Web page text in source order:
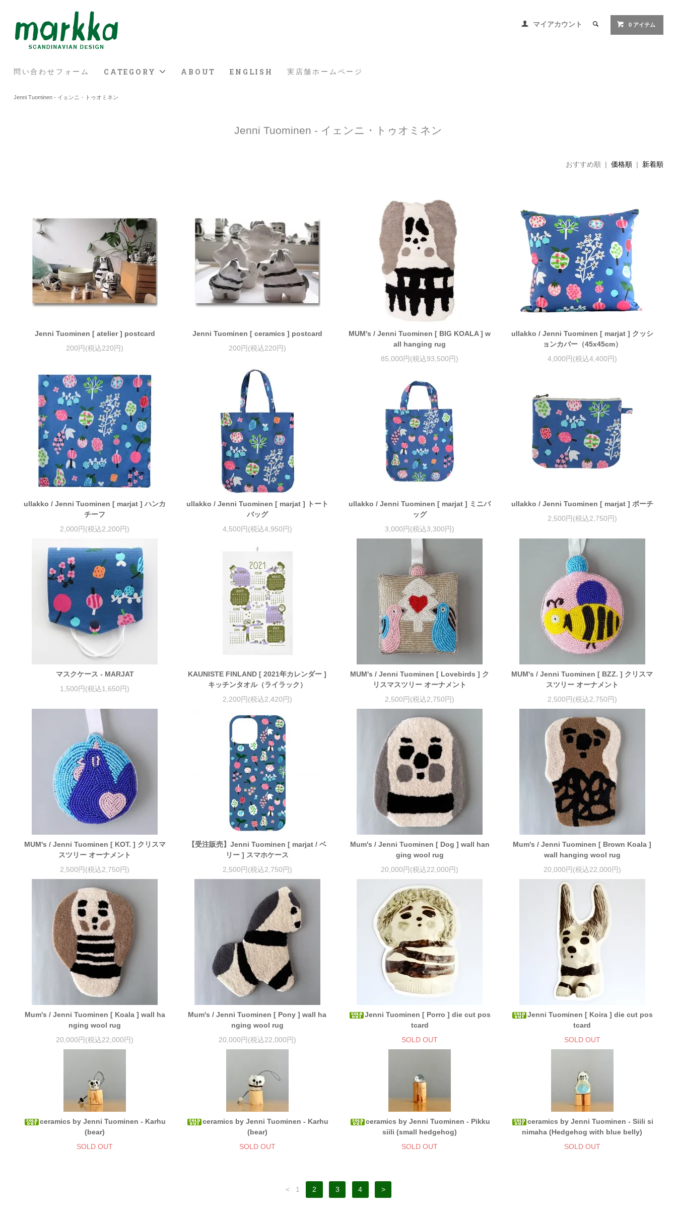
マイアカウント 0 アイテム
問い合わせフォーム CATEGORY ABOUT ENGLISH 実店舗ホームページ
Jenni Tuominen - イェンニ・トゥオミネン
Jenni Tuominen - イェンニ・トゥオミネン
おすすめ順 |価格順 | 新着順
Jenni Tuominen [ atelier ] postcard
200円(税込220円)
Jenni Tuominen [ ceramics ] postcard
200円(税込220円)
MUM's / Jenni Tuominen [ BIG KOALA ] w
all hanging rug
85,000円(税込93,500円)
ullakko / Jenni Tuominen [ marjat ] クッシ
ョンカバー（45x45cm）
4,000円(税込4,400円)
ullakko / Jenni Tuominen [ marjat ] ハンカ
チーフ
2,000円(税込2,200円)
ullakko / Jenni Tuominen [ marjat ] トート
バッグ
4,500円(税込4,950円)
ullakko / Jenni Tuominen [ marjat ] ミニバ
ッグ
3,000円(税込3,300円)
ullakko / Jenni Tuominen [ marjat ] ポーチ
2,500円(税込2,750円)
マスクケース - MARJAT
1,500円(税込1,650円)
KAUNISTE FINLAND [ 2021年カレンダー ]
キッチンタオル（ライラック）
2,200円(税込2,420円)
MUM's / Jenni Tuominen [ Lovebirds ] ク
リスマスツリー オーナメント
2,500円(税込2,750円)
MUM's / Jenni Tuominen [ BZZ. ] クリスマ
スツリー オーナメント
2,500円(税込2,750円)
MUM's / Jenni Tuominen [ KOT. ] クリスマ
スツリー オーナメント
2,500円(税込2,750円)
【受注販売】Jenni Tuominen [ marjat / ベ
リー ] スマホケース
2,500円(税込2,750円)
Mum's / Jenni Tuominen [ Dog ] wall han
ging wool rug
20,000円(税込22,000円)
Mum's / Jenni Tuominen [ Brown Koala ]
wall hanging wool rug
20,000円(税込22,000円)
Mum's / Jenni Tuominen [ Koala ] wall ha
nging wool rug
20,000円(税込22,000円)
Mum's / Jenni Tuominen [ Pony ] wall ha
nging wool rug
20,000円(税込22,000円)
Jenni Tuominen [ Porro ] die cut pos
tcard
SOLD OUT
Jenni Tuominen [ Koira ] die cut pos
tcard
SOLD OUT
ceramics by Jenni Tuominen - Karhu
(bear)
SOLD OUT
ceramics by Jenni Tuominen - Karhu
(bear)
SOLD OUT
ceramics by Jenni Tuominen - Pikku
siili (small hedgehog)
SOLD OUT
ceramics by Jenni Tuominen - Siili si
nimaha (Hedgehog with blue belly)
SOLD OUT
< 1 2 3 4 >